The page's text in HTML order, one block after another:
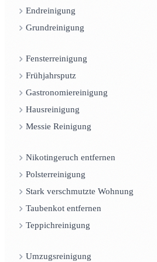
Endreinigung
Grundreinigung
Fensterreinigung
Frühjahrsputz
Gastronomiereinigung
Hausreinigung
Messie Reinigung
Nikotingeruch entfernen
Polsterreinigung
Stark verschmutzte Wohnung
Taubenkot entfernen
Teppichreinigung
Umzugsreinigung